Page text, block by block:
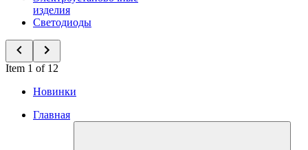
изделия
Светодиоды
Item 1 of 12
Новинки
Главная